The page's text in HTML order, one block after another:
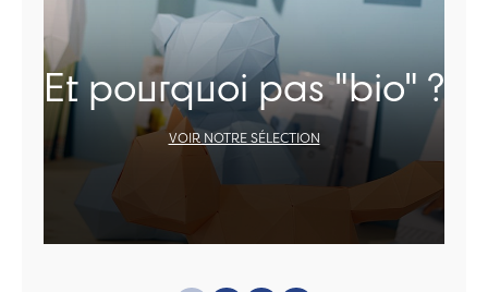
Et pourquoi pas "bio" ?
VOIR NOTRE SÉLECTION